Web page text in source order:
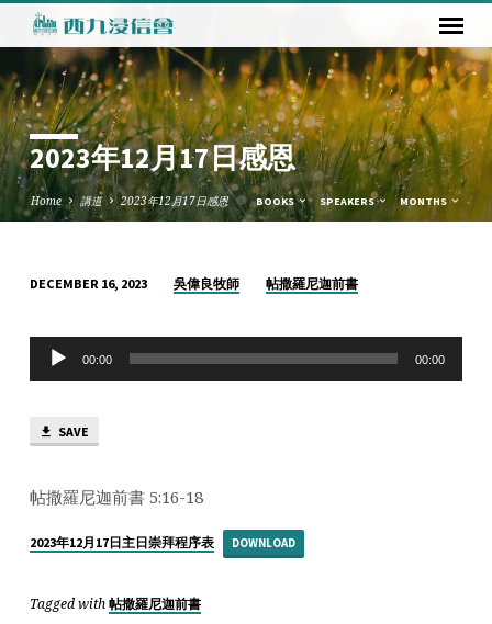
2023年12月17日感恩
Home 講道 2023年12月17日感恩 BOOKS SPEAKERS MONTHS
年
12
月
日
恩
DECEMBER 16, 2023 吳偉良牧師 帖撒羅尼迦前書
Audio
Player
00:00 00:00
SAVE
帖撒羅尼迦前書 5:16-18
2023年12月17日主日崇拜程序表 DOWNLOAD
Tagged with 帖撒羅尼迦前書